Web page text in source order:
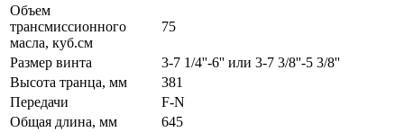
Объем
трансмиссионного
масла, куб.см
75
Размер винта
3-7 1/4''-6'' или 3-7 3/8''-5 3/8''
Высота транца, мм
381
Передачи
F-N
Общая длина, мм
645